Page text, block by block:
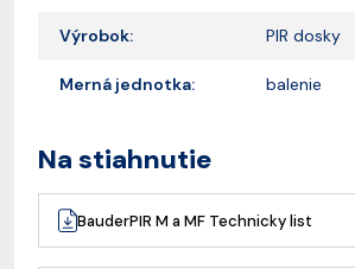
Výrobok: PIR dosky
Merná jednotka: balenie
Na stiahnutie
BauderPIR M a MF Technicky list